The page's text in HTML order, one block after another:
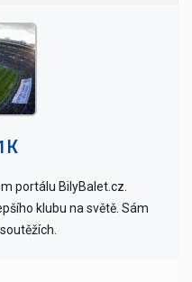
portálu BilyBalet.cz.
klubu na světě. Sám